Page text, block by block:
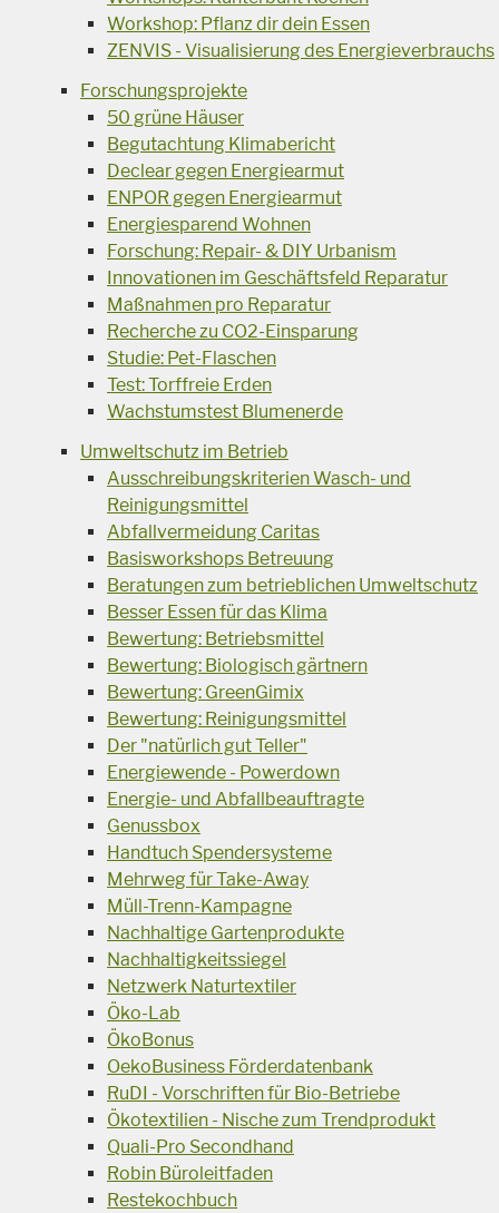
Workshop: Pflanz dir dein Essen
ZENVIS - Visualisierung des Energieverbrauchs
Forschungsprojekte
50 grüne Häuser
Begutachtung Klimabericht
Declear gegen Energiearmut
ENPOR gegen Energiearmut
Energiesparend Wohnen
Forschung: Repair- & DIY Urbanism
Innovationen im Geschäftsfeld Reparatur
Maßnahmen pro Reparatur
Recherche zu CO2-Einsparung
Studie: Pet-Flaschen
Test: Torffreie Erden
Wachstumstest Blumenerde
Umweltschutz im Betrieb
Ausschreibungskriterien Wasch- und
Reinigungsmittel
Abfallvermeidung Caritas
Basisworkshops Betreuung
Beratungen zum betrieblichen Umweltschutz
Besser Essen für das Klima
Bewertung: Betriebsmittel
Bewertung: Biologisch gärtnern
Bewertung: GreenGimix
Bewertung: Reinigungsmittel
Der "natürlich gut Teller"
Energiewende - Powerdown
Energie- und Abfallbeauftragte
Genussbox
Handtuch Spendersysteme
Mehrweg für Take-Away
Müll-Trenn-Kampagne
Nachhaltige Gartenprodukte
Nachhaltigkeitssiegel
Netzwerk Naturtextiler
Öko-Lab
ÖkoBonus
OekoBusiness Förderdatenbank
RuDI - Vorschriften für Bio-Betriebe
Ökotextilien - Nische zum Trendprodukt
Quali-Pro Secondhand
Robin Büroleitfaden
Restekochbuch